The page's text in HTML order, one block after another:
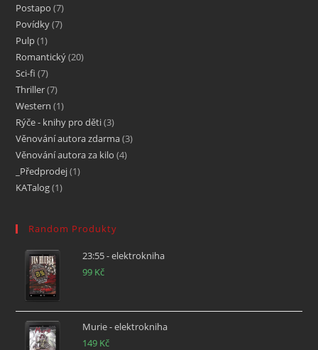
Postapo 7
Povídky 7
Pulp 1
Romantický 20
Sci-fi 7
Thriller 7
Western 1
Rýče - knihy pro děti 3
Věnování autora zdarma 3
Věnování autora za kilo 4
_Předprodej 1
KATalog 1
Random Produkty
23:55 - elektrokniha
99 Kč
Murie - elektrokniha
149 Kč